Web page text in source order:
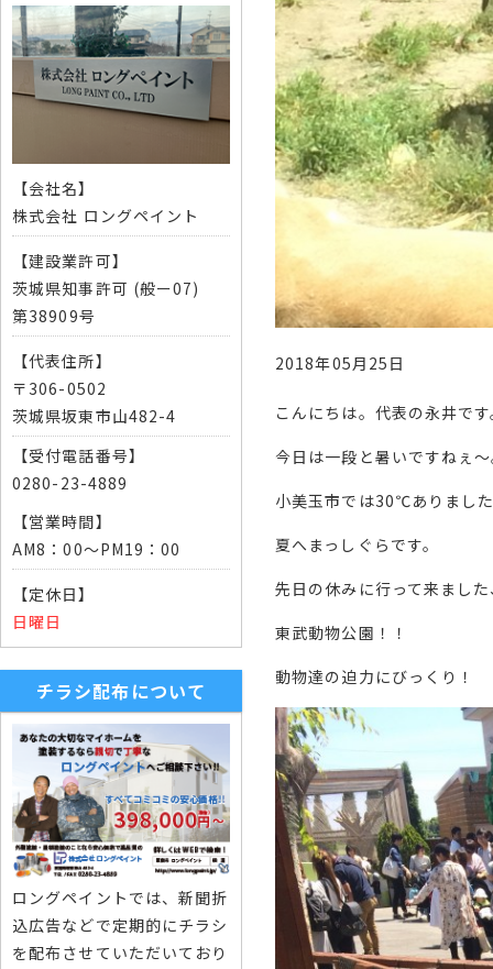
2018年05月25日
こんにちは。代表の永井で
今日は一段と暑いですねぇ
小美玉市では30℃ありまし
夏へまっしぐらです。
先日の休みに行って来まし
東武動物公園！！
動物達の迫力にびっくり！
【会社名】
株式会社 ロングペイント
【建設業許可】
茨城県知事許可 (般ー07)
第38909号
【代表住所】
〒306-0502
茨城県坂東市山482-4
【受付電話番号】
0280-23-4889
【営業時間】
AM8：00～PM19：00
【定休日】
日曜日
チラシ配布について
ロングペイントでは、新聞折
込広告などで定期的にチラシ
を配布させていただいており